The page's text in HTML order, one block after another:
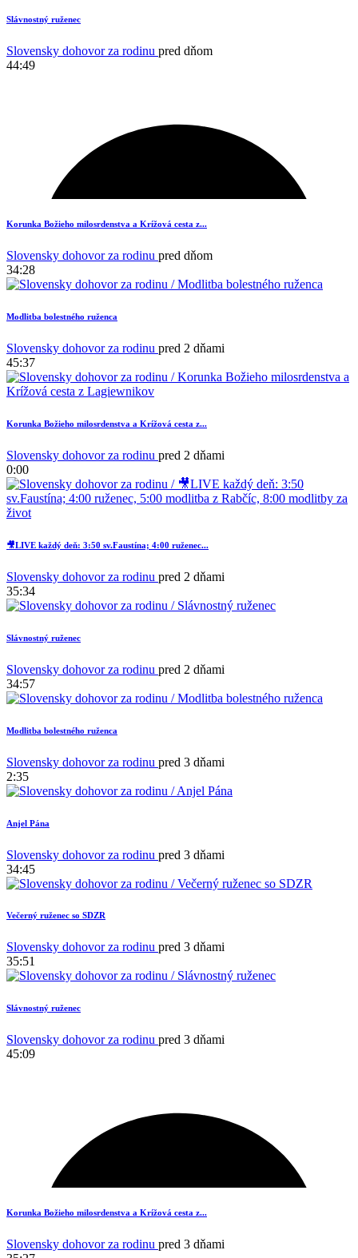
Slávnostný ruženec
Slovensky dohovor za rodinu pred dňom
44:49
1
Korunka Božieho milosrdenstva a Krížová cesta z...
Slovensky dohovor za rodinu pred dňom
34:28
Modlitba bolestného ruženca
Slovensky dohovor za rodinu pred 2 dňami
45:37
Korunka Božieho milosrdenstva a Krížová cesta z...
Slovensky dohovor za rodinu pred 2 dňami
0:00
🎥LIVE každý deň: 3:50 sv.Faustína; 4:00 ruženec...
Slovensky dohovor za rodinu pred 2 dňami
35:34
Slávnostný ruženec
Slovensky dohovor za rodinu pred 2 dňami
34:57
Modlitba bolestného ruženca
Slovensky dohovor za rodinu pred 3 dňami
2:35
Anjel Pána
Slovensky dohovor za rodinu pred 3 dňami
34:45
Večerný ruženec so SDZR
Slovensky dohovor za rodinu pred 3 dňami
35:51
Slávnostný ruženec
Slovensky dohovor za rodinu pred 3 dňami
45:09
Korunka Božieho milosrdenstva a Krížová cesta z...
Slovensky dohovor za rodinu pred 3 dňami